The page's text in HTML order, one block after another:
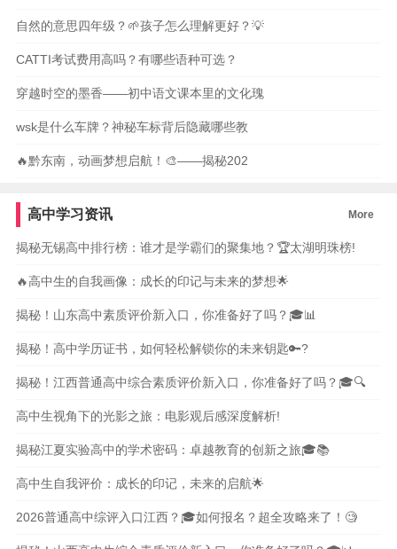
自然的意思四年级？🌱孩子怎么理解更好？💡
CATTI考试费用高吗？有哪些语种可选？
穿越时空的墨香——初中语文课本里的文化瑰
wsk是什么车牌？神秘车标背后隐藏哪些教
🔥黔东南，动画梦想启航！🎨——揭秘202
高中学习资讯 More
揭秘无锡高中排行榜：谁才是学霸们的聚集地？🏆太湖明珠榜!
🔥高中生的自我画像：成长的印记与未来的梦想🌟
揭秘！山东高中素质评价新入口，你准备好了吗？🎓📊
揭秘！高中学历证书，如何轻松解锁你的未来钥匙🔑?
揭秘！江西普通高中综合素质评价新入口，你准备好了吗？🎓🔍
高中生视角下的光影之旅：电影观后感深度解析!
揭秘江夏实验高中的学术密码：卓越教育的创新之旅🎓📚
高中生自我评价：成长的印记，未来的启航🌟
2026普通高中综评入口江西？🎓如何报名？超全攻略来了！🧐